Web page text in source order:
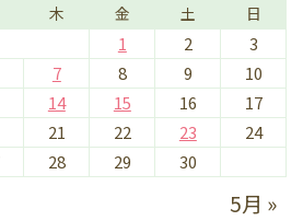
木 金 土 日
1 2
3
7 8 9
10
14 15 16
17
21 22 23
24
28 29 30
5月 »